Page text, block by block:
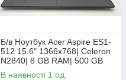
Б/в Ноутбук Acer Aspire ES1-
512 15.6" 1366x768| Celeron
N2840| 8 GB RAM| 500 GB
HDD| HD
В наявності 1 од.